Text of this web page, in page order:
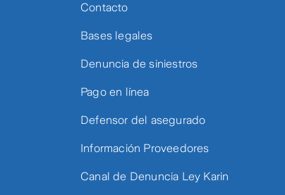
Contacto
Bases legales
Denuncia de siniestros
Pago en línea
Defensor del asegurado
Información Proveedores
Canal de Denuncia Ley Karin